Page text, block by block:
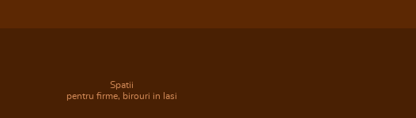
Spatii
pentru firme, birouri in Iasi